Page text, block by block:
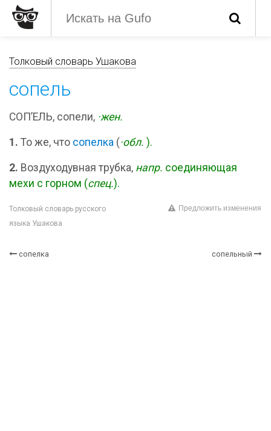
Толковый словарь Ушакова
сопель
СОП’ЕЛЬ, сопели, ·жен.
1. То же, что сопелка ( ·обл. ).
2. Воздуходувная трубка, напр. соединяющая
мехи с горном (спец.).
Толковый словарь русского
языка Ушакова
Предложить изменения
сопелка сопельный